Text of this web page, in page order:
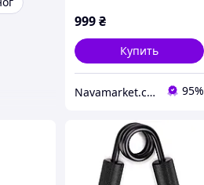
999₴
Купить
Navamarket.com.ua © Туристическое и спортивное снаряжение 95%